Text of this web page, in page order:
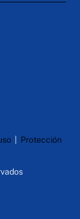
| Protección